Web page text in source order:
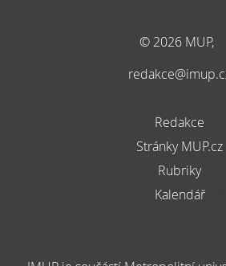
© 2026 MUP,
Redakce
Stránky MUP.cz
Rubriky
Kalendář